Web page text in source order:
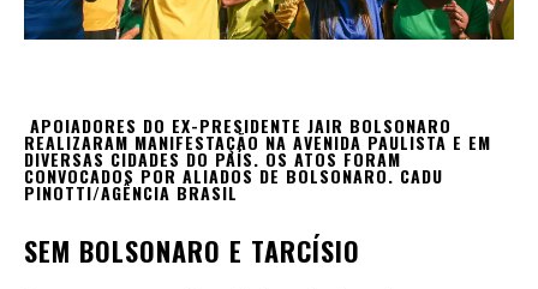
APOIADORES DO EX-PRESIDENTE JAIR BOLSONARO
REALIZARAM MANIFESTAÇÃO NA AVENIDA PAULISTA E EM
DIVERSAS CIDADES DO PAÍS. OS ATOS FORAM
CONVOCADOS POR ALIADOS DE BOLSONARO.CADU
PINOTTI/AGÊNCIA BRASIL
SEM BOLSONARO E TARCÍSIO